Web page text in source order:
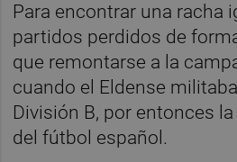
Para encontrar una racha
partidos perdidos de
que remontarse a la
cuando el Eldense
División B, por entonces
del fútbol español.